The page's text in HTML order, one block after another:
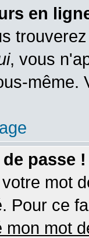
en
, vous
même.
passe !
mot
Pour ce
mon mot